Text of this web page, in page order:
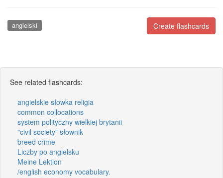
Create flashcards
angielski
See related flashcards:
angielskie słowka religia
common collocations
system polityczny wielkiej brytanii
"civil society" słownik
breed crime
Liczby po angielsku
Meine Lektion
/english economy vocabulary.